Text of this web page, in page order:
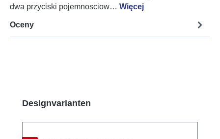
dwa przyciski pojemnosciow… Więcej
Oceny
Pomiń galerię produktów
Designvarianten